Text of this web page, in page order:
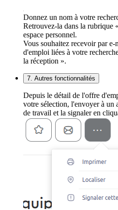
Donnez un nom à votre
Retrouvez-la dans la rubrique
espace personnel.
Vous souhaitez recevoir par
d'emploi liées à votre
la réception ».
7. Autres fonctionnalités
Depuis le détail de l'offre
votre sélection, l'envoyer à un
de travail et la signaler en